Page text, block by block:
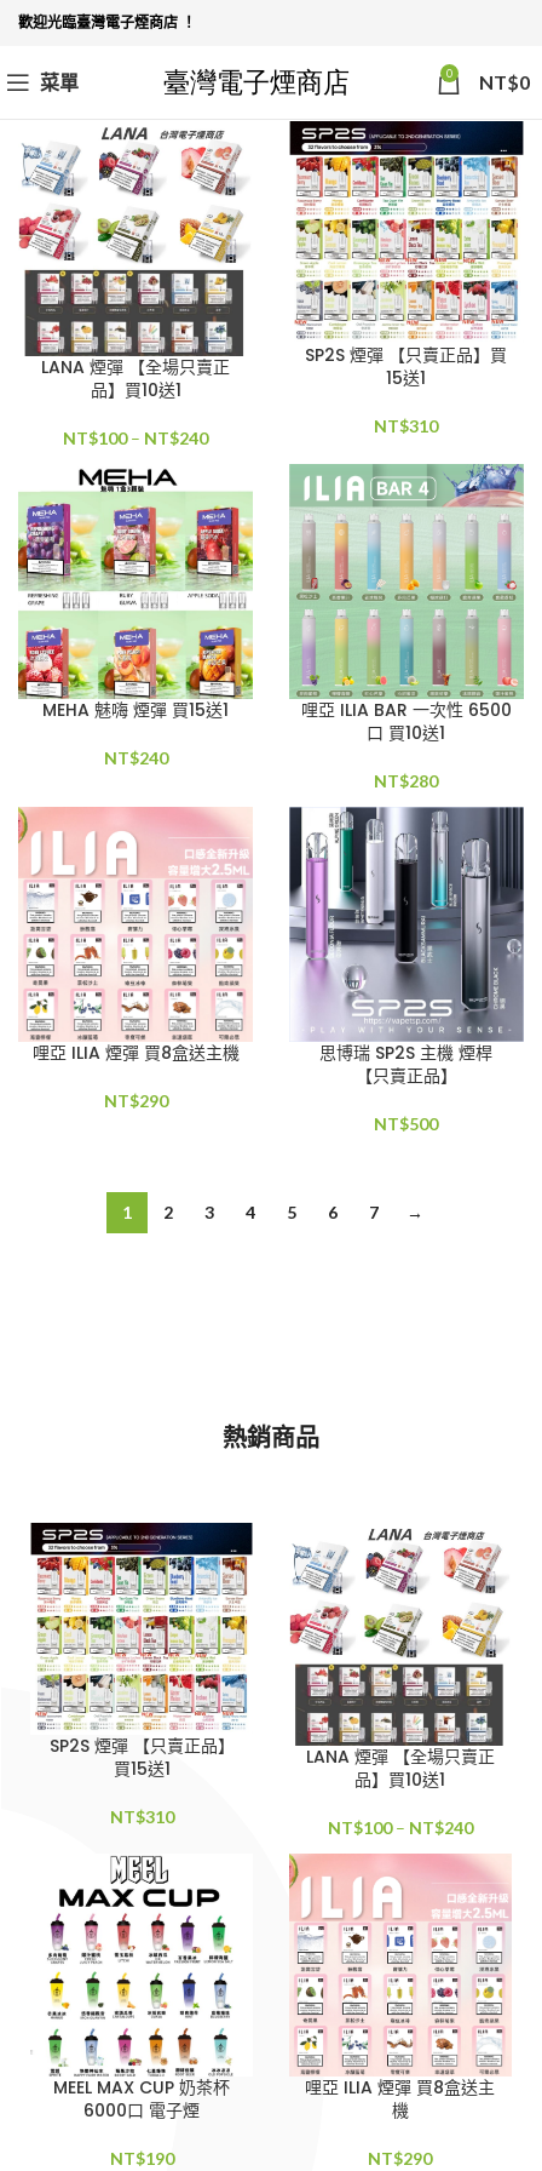
歡迎光臨臺灣電子煙商店 ！
菜單 0 NT$0
LANA 煙彈 【全場只賣正
品】買10送1
NT$100 – NT$240
SP2S 煙彈 【只賣正品】買
15送1
NT$310
MEHA 魅嗨 煙彈 買15送1
NT$240
哩亞 ILIA BAR 一次性 6500
口 買10送1
NT$280
哩亞 ILIA 煙彈 買8盒送主機
NT$290
思博瑞 SP2S 主機 煙桿
【只賣正品】
NT$500
1 2 3 4 5 6 7 →
熱銷商品
SP2S 煙彈 【只賣正品】
買15送1
NT$310
LANA 煙彈 【全場只賣正
品】買10送1
NT$100 – NT$240
MEEL MAX CUP 奶茶杯
6000口 電子煙
NT$190
哩亞 ILIA 煙彈 買8盒送主
機
NT$290